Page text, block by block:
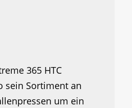
365 HTC
sein Sortiment an
um ein